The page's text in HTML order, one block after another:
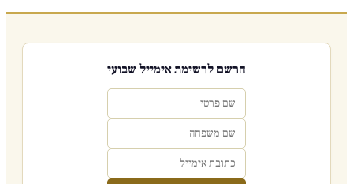
הרשם לרשימת אימייל שבועי